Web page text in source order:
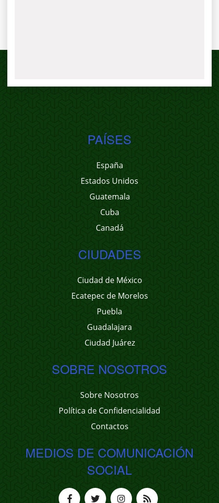
PAÍSES
España
Estados Unidos
Guatemala
Cuba
Canadá
CIUDADES
Ciudad de México
Ecatepec de Morelos
Puebla
Guadalajara
Ciudad Juárez
SOBRE NOSOTROS
Sobre Nosotros
Política de Confidencialidad
Contactos
MEDIOS DE COMUNICACIÓN
SOCIAL